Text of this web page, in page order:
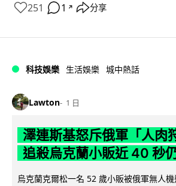
251 1 ↗ 分享
科技娛樂 生活娛樂 城中熱話
Lawton 1 日
澤連斯基怒斥俄軍「人肉
追殺烏克蘭小販近 40 秒
烏克蘭克爾松一名 52 歲小販被俄軍無人